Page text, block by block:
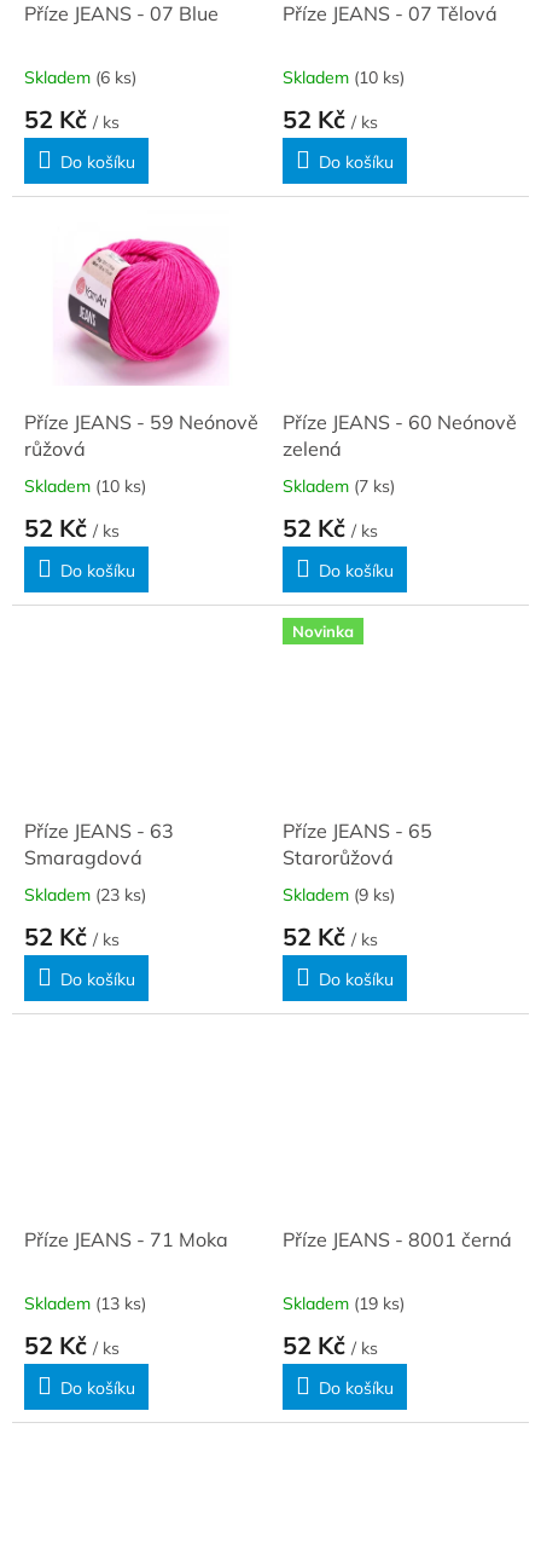
Příze JEANS - 07 Blue
Skladem (6 ks)
52 Kč / ks
Do košíku
Příze JEANS - 07 Tělová
Skladem (10 ks)
52 Kč / ks
Do košíku
Příze JEANS - 59 Neónově
růžová
Skladem (10 ks)
52 Kč / ks
Do košíku
Příze JEANS - 60 Neónově
zelená
Skladem (7 ks)
52 Kč / ks
Do košíku
Příze JEANS - 63
Smaragdová
Skladem (23 ks)
52 Kč / ks
Do košíku
Novinka
Příze JEANS - 65
Starorůžová
Skladem (9 ks)
52 Kč / ks
Do košíku
Příze JEANS - 71 Moka
Skladem (13 ks)
52 Kč / ks
Do košíku
Příze JEANS - 8001 černá
Skladem (19 ks)
52 Kč / ks
Do košíku